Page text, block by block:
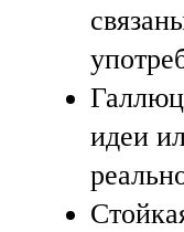
идеи